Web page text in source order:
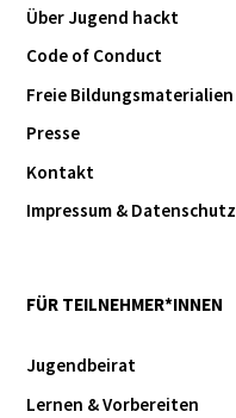
Über Jugend hackt
Code of Conduct
Freie Bildungsmaterialien
Presse
Kontakt
Impressum & Datenschutz
FÜR TEILNEHMER*INNEN
Jugendbeirat
Lernen & Vorbereiten